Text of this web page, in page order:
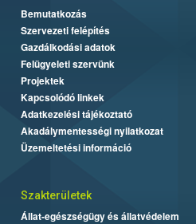
Bemutatkozás
Szervezeti felépítés
Gazdálkodási adatok
Felügyeleti szervünk
Projektek
Kapcsolódó linkek
Adatkezelési tájékoztató
Akadálymentességi nyilatkozat
Üzemeltetési információ
Szakterületek
Állat-egészségügy és állatvédelem